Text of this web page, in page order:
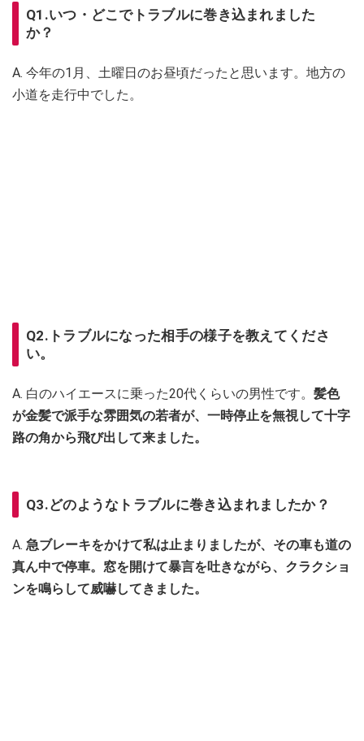
Q1.いつ・どこでトラブルに巻き込まれました
か？
A. 今年の1月、土曜日のお昼頃だったと思います。地方の
小道を走行中でした。
Q2.トラブルになった相手の様子を教えてくださ
い。
A. 白のハイエースに乗った20代くらいの男性です。 髪色
が金髪で派手な雰囲気の若者が、一時停止を無視して十字
路の角から飛び出して来ました。
Q3.どのようなトラブルに巻き込まれましたか？
A. 急ブレーキをかけて私は止まりましたが、その車も道の
真ん中で停車。窓を開けて暴言を吐きながら、クラクショ
ンを鳴らして威嚇してきました。